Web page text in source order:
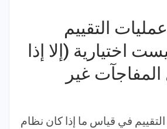
التقييم
اختيارية (إلا إذا
غير
في قياس ما إذا كان نظام